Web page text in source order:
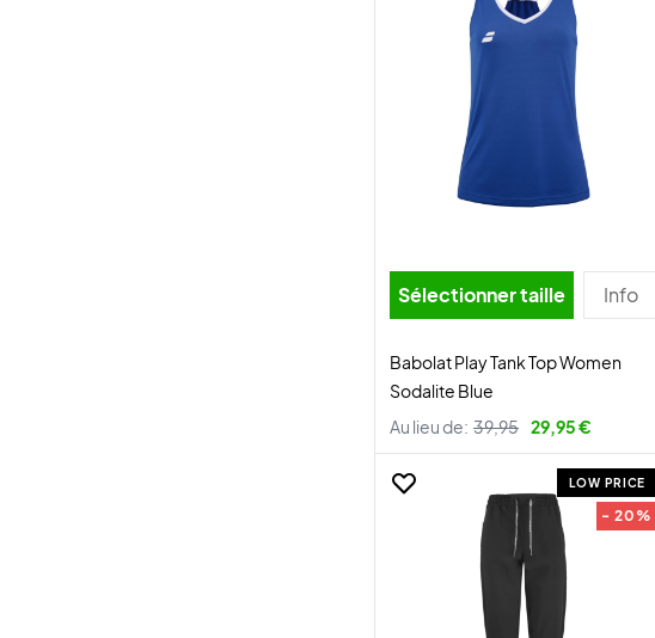
Sélectionner taille Info
Babolat Play Tank Top Women
Sodalite Blue
Au lieu de: 39,95 29,95 €
LOW PRICE
- 20%